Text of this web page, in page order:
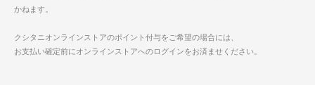
かねます。
クシタニオンラインストアのポイント付与をご希望の場合には、
お支払い確定前にオンラインストアへのログインをお済ませください。